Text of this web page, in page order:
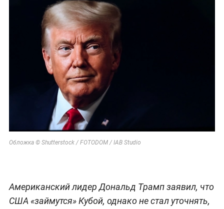
Обложка © Shutterstock / FOTODOM / IAB Studio
Американский лидер Дональд Трамп заявил, что
США «займутся» Кубой, однако не стал уточнять,